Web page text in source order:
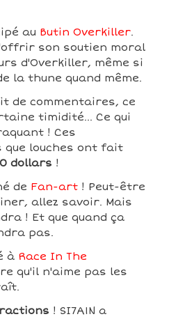
au Butin Overkiller.
son soutien moral
d'Overkiller, même si
la thune quand même.
de commentaires, ce
timidité... Ce qui
! Ces
que louches ont fait
0 dollars !
de Fan-art ! Peut-être
allez savoir. Mais
! Et que quand ça
pas.
à Race In The
qu'il n'aime pas les
! SI7A1N a